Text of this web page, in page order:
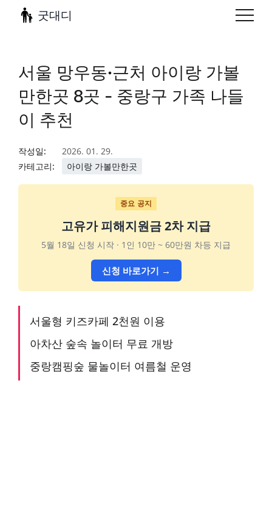
굿대디
서울 망우동·근처 아이랑 가볼
만한곳 8곳 - 중랑구 가족 나들
이 추천
작성일:
2026. 01. 29.
카테고리:
아이랑 가볼만한곳
중요 공지
고유가 피해지원금 2차 지급
5월 18일 신청 시작 · 1인 10만 ~ 60만원 차등 지급
신청 바로가기 →
서울형 키즈카페 2천원 이용
아차산 숲속 놀이터 무료 개방
중랑캠핑숲 물놀이터 여름철 운영